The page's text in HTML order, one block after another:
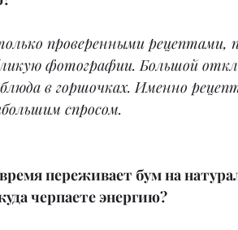
проверенными рецептами,
фотографии. Большой
в горшочках. Именно
спросом.
переживает бум на
черпаете энергию?